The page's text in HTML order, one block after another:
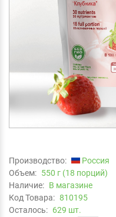
Производство:
Россия
Объем: 550 г (18 порций)
Наличие: В магазине
Код Товара: 810195
Осталось: 629 шт.